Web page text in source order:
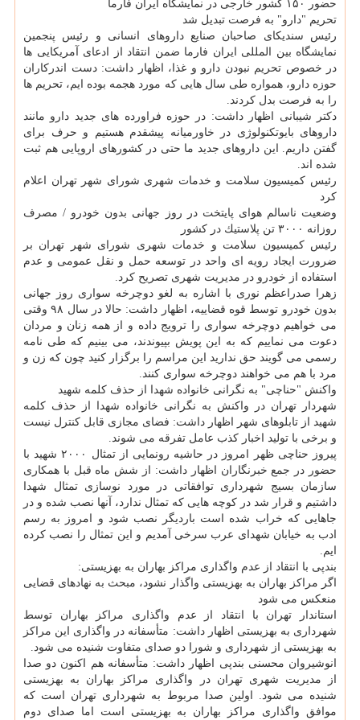
حضور ۱۵۰ كشور خارجی در نمایشگاه ایران فارما
تحریم "دارو" به فرصت تبدیل شد
رئیس سندیكای صاحبان صنایع داروهای انسانی و رئیس پنجمین
نمایشگاه بین المللی ایران فارما ضمن انتقاد از ادعای آمریكایی ها
در خصوص تحریم نبودن دارو و غذا، اظهار داشت: دست اندركاران
حوزه دارو، همواره طی سال هایی كه مورد هجمه بوده ایم، تحریم ها
را به فرصت بدل كردند.
دكتر شیبانی اظهار داشت: در حوزه فراورده های جدید دارو مانند
داروهای بایوتكنولوژی در خاورمیانه پیشقدم هستیم و حرف برای
گفتن داریم. این داروهای جدید ما حتی در كشورهای اروپایی هم ثبت
شده اند.
رئیس كمیسیون سلامت و خدمات شهری شورای شهر تهران اعلام
كرد
وضعیت ناسالم هوای پایتخت در روز جهانی بدون خودرو / مصرف
روزانه ۳۰۰۰ تن پلاستیك در كشور
رئیس كمیسیون سلامت و خدمات شهری شورای شهر تهران بر
ضرورت ایجاد رویه ای واحد در توسعه حمل و نقل عمومی و عدم
استفاده از خودرو در مدیریت شهری تصریح كرد.
زهرا صدراعظم نوری با اشاره به لغو دوچرخه سواری روز جهانی
بدون خودرو توسط قوه قضاییه، اظهار داشت: حالا در سال ۹۸ وقتی
می خواهیم دوچرخه سواری را ترویج داده و از همه زنان و مردان
دعوت می نماییم كه به این پویش بپیوندند، می بینیم كه طی نامه
رسمی می گویند حق ندارید این مراسم را برگزار كنید چون كه زن و
مرد با هم می خواهند دوچرخه سواری كنند.
واكنش "حناچی" به نگرانی خانواده شهدا از حذف كلمه شهید
شهردار تهران در واكنش به نگرانی خانواده شهدا از حذف كلمه
شهید از تابلوهای شهر اظهار داشت: فضای مجازی قابل كنترل نیست
و برخی با تولید اخبار كذب عامل تفرقه می شوند.
پیروز حناچی ظهر امروز در حاشیه رونمایی از تمثال ۲۰۰۰ شهید با
حضور در جمع خبرنگاران اظهار داشت: از شش ماه قبل با همكاری
سازمان بسیج شهرداری توافقاتی در مورد نوسازی تمثال شهدا
داشتیم و قرار شد در كوچه هایی كه تمثال ندارد، آنها نصب شده و در
جاهایی كه خراب شده است باردیگر نصب شود و امروز به رسم
ادب به خیابان شهدای عرب سرخی آمدیم و این تمثال را نصب كرده
ایم.
بندپی با انتقاد از عدم واگذاری مراكز بهاران به بهزیستی:
اگر مراكز بهاران به بهزیستی واگذار نشود، مبحث به نهادهای قضایی
منعكس می شود
استاندار تهران با انتقاد از عدم واگذاری مراكز بهاران توسط
شهرداری به بهزیستی اظهار داشت: متأسفانه در واگذاری این مراكز
به بهزیستی از شهرداری و شورا دو صدای متفاوت شنیده می شود.
انوشیروان محسنی بندپی اظهار داشت: متأسفانه هم اكنون دو صدا
از مدیریت شهری تهران در واگذاری مراكز بهاران به بهزیستی
شنیده می شود. اولین صدا مربوط به شهرداری تهران است كه
موافق واگذاری مراكز بهاران به بهزیستی است اما صدای دوم